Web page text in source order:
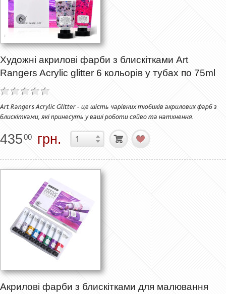
Художні акрилові фарби з блискітками Art
Rangers Acrylic glitter 6 кольорів у тубах по 75ml
Art Rangers Acrylic Glitter - це шість чарівних тюбиків акрилових фарб з
блискітками, які принесуть у ваші роботи сяйво та натхнення.
43500 грн.
Акрилові фарби з блискітками для малювання